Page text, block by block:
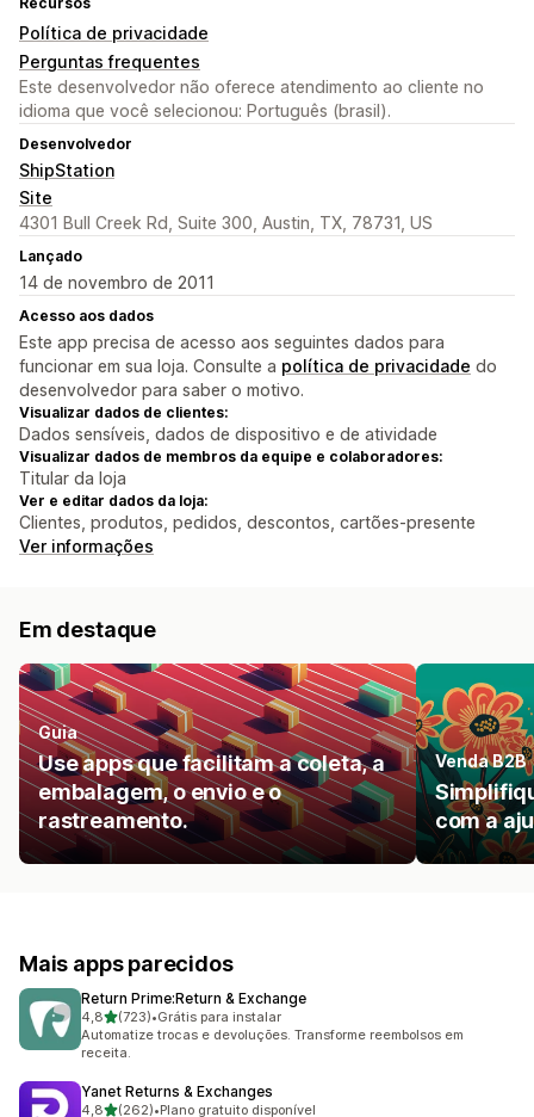
Política de privacidade
Perguntas frequentes
Este desenvolvedor não oferece atendimento ao cliente no
idioma que você selecionou: Português (brasil).
Desenvolvedor
ShipStation
Site
4301 Bull Creek Rd, Suite 300, Austin, TX, 78731, US
Lançado
14 de novembro de 2011
Acesso aos dados
Este app precisa de acesso aos seguintes dados para
funcionar em sua loja. Consulte a política de privacidade do
desenvolvedor para saber o motivo.
Visualizar dados de clientes:
Dados sensíveis, dados de dispositivo e de atividade
Visualizar dados de membros da equipe e colaboradores:
Titular da loja
Ver e editar dados da loja:
Clientes, produtos, pedidos, descontos, cartões-presente
Ver informações
Em destaque
Guia
Use apps que facilitam a coleta, a
embalagem, o envio e o
rastreamento.
Venda B2B
com a
Mais apps parecidos
Return Prime:Return & Exchange
4,8de 5 estrelas
(723)
723 avaliações ao todo
•Grátis para instalar
Automatize trocas e devoluções. Transforme reembolsos em
receita.
Yanet Returns & Exchanges
4,8de 5 estrelas
(262)•Plano gratuito disponível